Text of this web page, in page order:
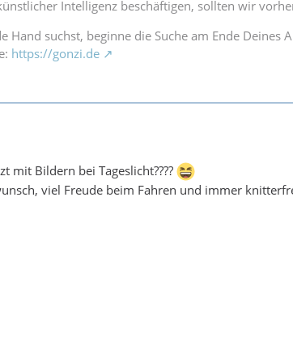
Intelligenz beschäftigen, sollten wir
Hand suchst, beginne die Suche am Ende Deines
https://gonzi.de
mit Bildern bei Tageslicht????
viel Freude beim Fahren und immer